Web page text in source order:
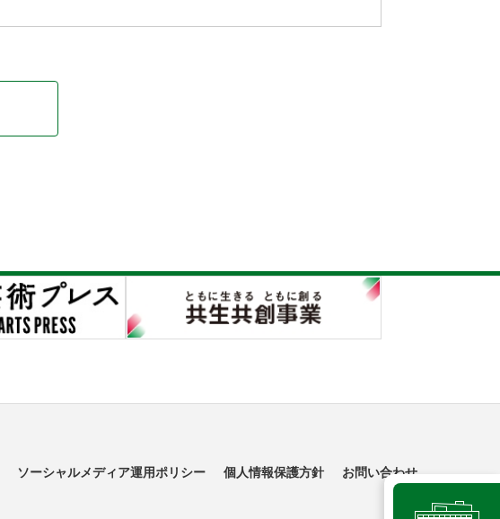
ソーシャルメディア運用ポリシー 個人情報保護方針 お問い合わせ